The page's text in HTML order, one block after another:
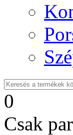
0
Csak